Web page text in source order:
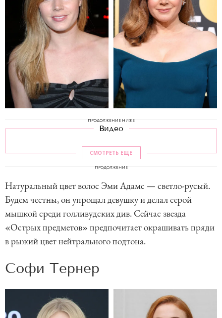
ПРОДОЛЖЕНИЕ НИЖЕ
Видео
СМОТРЕТЬ ЕЩЕ
ПРОДОЛЖЕНИЕ
Натуральный цвет волос Эми Адамс — светло-русый.
Будем честны, он упрощал девушку и делал серой
мышкой среди голливудских див. Сейчас звезда
«Острых предметов» предпочитает окрашивать пряди
в рыжий цвет нейтрального подтона.
Софи Тернер